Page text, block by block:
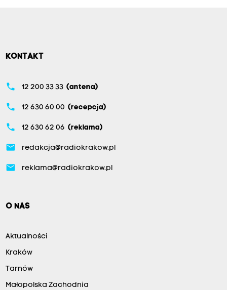
KONTAKT
phone 12 200 33 33 (antena)
phone 12 630 60 00 (recepcja)
phone 12 630 62 06 (reklama)
email redakcja@radiokrakow.pl
email reklama@radiokrakow.pl
O NAS
Aktualności
Kraków
Tarnów
Małopolska Zachodnia